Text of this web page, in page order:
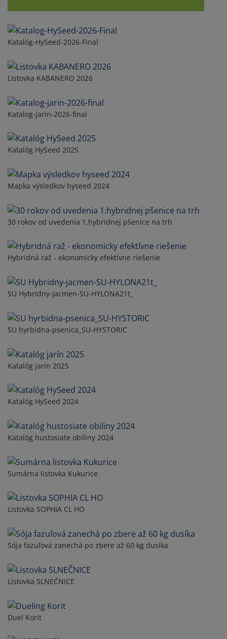
Katalóg-HySeed-2026-Final
Listovka KABANERO 2026
Katalog-jarin-2026-final
Katalóg HySeed 2025
Mapka výsledkov hyseed 2024
30 rokov od uvedenia 1.hybridnej pšenice na trh
Hybridná raž - ekonomicky efektívne riešenie
SU Hybridny-jacmen-SU-HYLONA21t_
SU hyrbidna-psenica_SU-HYSTORIC
Katalóg jarín 2025
Katalóg HySeed 2024
Katalóg hustosiate obiliny 2024
Sumárna listovka Kukurice
Listovka SOPHIA CL HO
Sója fazuľová zanechá po zbere až 60 kg dusíka
Listovka SLNEČNICE
Duel Korit